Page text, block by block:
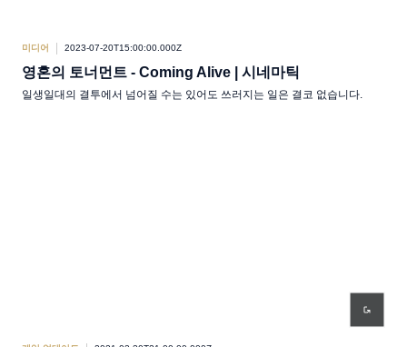
미디어 2023-07-20T15:00:00.000Z
영혼의 토너먼트 - Coming Alive | 시네마틱
일생일대의 결투에서 넘어질 수는 있어도 쓰러지는 일은 결코 없습니다.